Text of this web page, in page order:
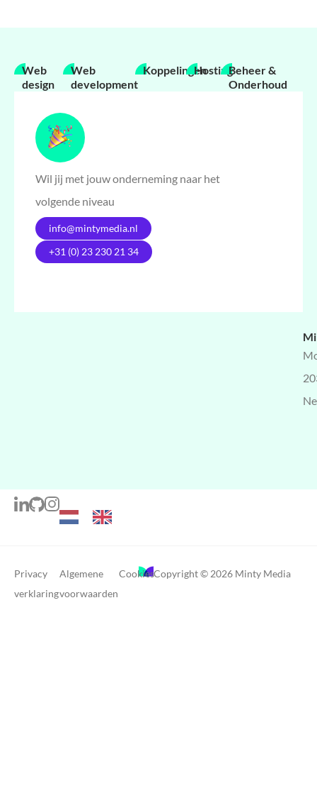
Web
design
Web
development
KoppelingenHostingBeheer &
Onderhoud
Wil jij met jouw onderneming naar het
volgende niveau
info@mintymedia.nl
+31 (0) 23 230 21 34
Copyright © 2026 Minty Media
Privacy
verklaring
Algemene
voorwaarden
Cookies